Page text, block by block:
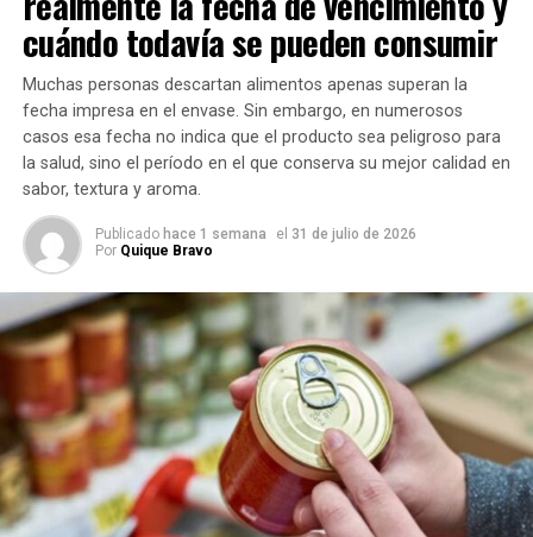
procedimientos médicos o nuevas relaciones sexuales.
Con información de Sin Mordaza
TEMAS RELACIONADOS:
DONACIÓN DE SANGRE
SALUD PÚBLICA
SANTA FE
SIGUIENTE
Alerta por hantavirus: investigan un brote vinculado a
un crucero y ya hay 9 muertes confirmadas
NO TE PIERDAS
Alerta por hantavirus en un crucero que partió de
Ushuaia: hay tres muertos y casos sospechosos
La importancia de donar sangre
Lagerente médica de Prevención Salud,Dra. Julieta
Cardellino , destacó que donar sangre es un acto solidario
que puede marcar una gran diferencia para quienes
atraviesan situaciones de salud complejas.
cuándo todavía se pueden consumir
Muchas personas descartan alimentos apenas superan la
fecha impresa en el envase. Sin embargo, en numerosos
casos esa fecha no indica que el producto sea peligroso para
la salud, sino el período en el que conserva su mejor calidad en
sabor, textura y aroma.
Publicado hace 1 semana el 31 de julio de 2026
Por Quique Bravo